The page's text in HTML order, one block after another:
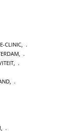
CLINIC
,
,
,